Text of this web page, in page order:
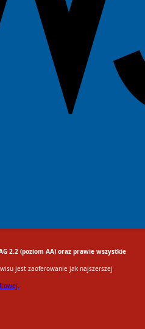
2.2 (poziom AA) oraz prawie wszystkie
jest zaoferowanie jak najszerszej